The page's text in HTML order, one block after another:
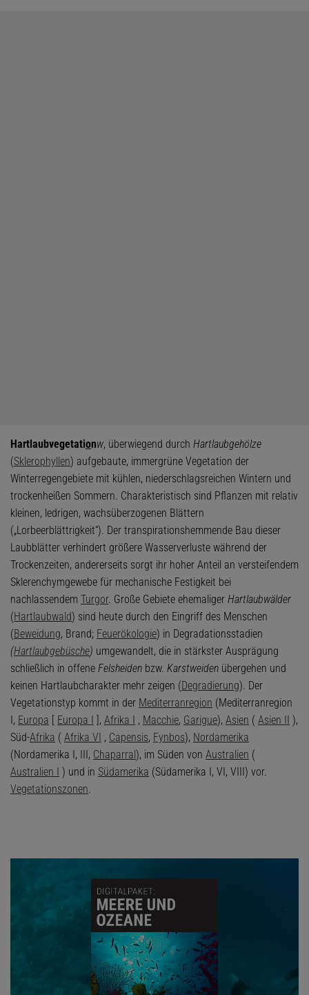
Hartlaubvegetationw, überwiegend durch Hartlaubgehölze
(Sklerophyllen) aufgebaute, immergrüne Vegetation der
Winterregengebiete mit kühlen, niederschlagsreichen Wintern und
trockenheißen Sommern. Charakteristisch sind Pflanzen mit relativ
kleinen, ledrigen, wachsüberzogenen Blättern
(„Lorbeerblättrigkeit“). Der transpirationshemmende Bau dieser
Laubblätter verhindert größere Wasserverluste während der
Trockenzeiten, andererseits sorgt ihr hoher Anteil an versteifendem
Sklerenchymgewebe für mechanische Festigkeit bei
nachlassendem Turgor. Große Gebiete ehemaliger Hartlaubwälder
(Hartlaubwald) sind heute durch den Eingriff des Menschen
(Beweidung, Brand; Feuerökologie) in Degradationsstadien
(Hartlaubgebüsche) umgewandelt, die in stärkster Ausprägung
schließlich in offene Felsheiden bzw. Karstweiden übergehen und
keinen Hartlaubcharakter mehr zeigen (Degradierung). Der
Vegetationstyp kommt in der Mediterranregion (Mediterranregion
I, Europa [ Europa I ], Afrika I , Macchie, Garigue), Asien ( Asien II ),
Süd-Afrika ( Afrika VI , Capensis, Fynbos), Nordamerika
(Nordamerika I, III, Chaparral), im Süden von Australien (
Australien I ) und in Südamerika (Südamerika I, VI, VIII) vor.
Vegetationszonen.